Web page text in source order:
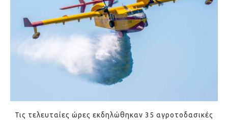
Τις τελευταίες ώρες εκδηλώθηκαν 35 αγροτοδασικές